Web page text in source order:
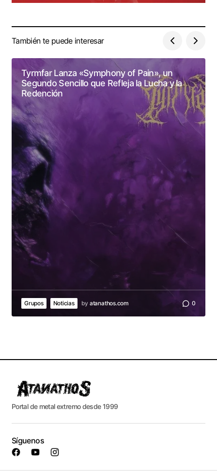
También te puede interesar
Tyrmfar Lanza «Symphony of Pain», un
Segundo Sencillo que Refleja la Lucha y la
Redención
Grupos Noticias by atanathos.com 0
Portal de metal extremo desde 1999
Síguenos